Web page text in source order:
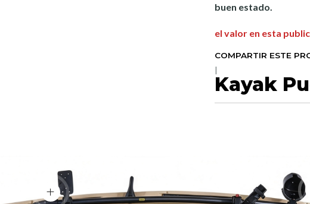
buen estado.
el valor en esta
COMPARTIR ESTE
Kayak